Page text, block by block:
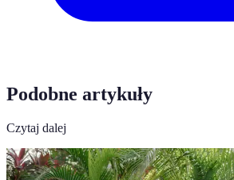
Podobne artykuły
Czytaj dalej